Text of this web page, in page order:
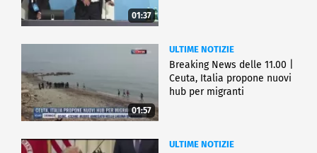
01:37
01:57
ULTIME NOTIZIE
Breaking News delle 11.00 |
Ceuta, Italia propone nuovi
hub per migranti
ULTIME NOTIZIE